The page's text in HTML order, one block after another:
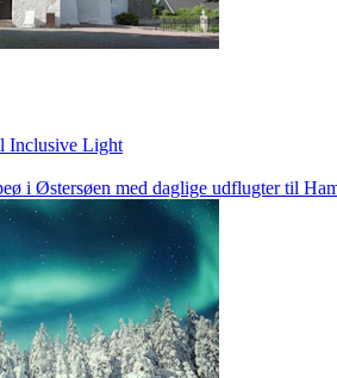
Inclusive Light
i Østersøen med daglige udflugter til